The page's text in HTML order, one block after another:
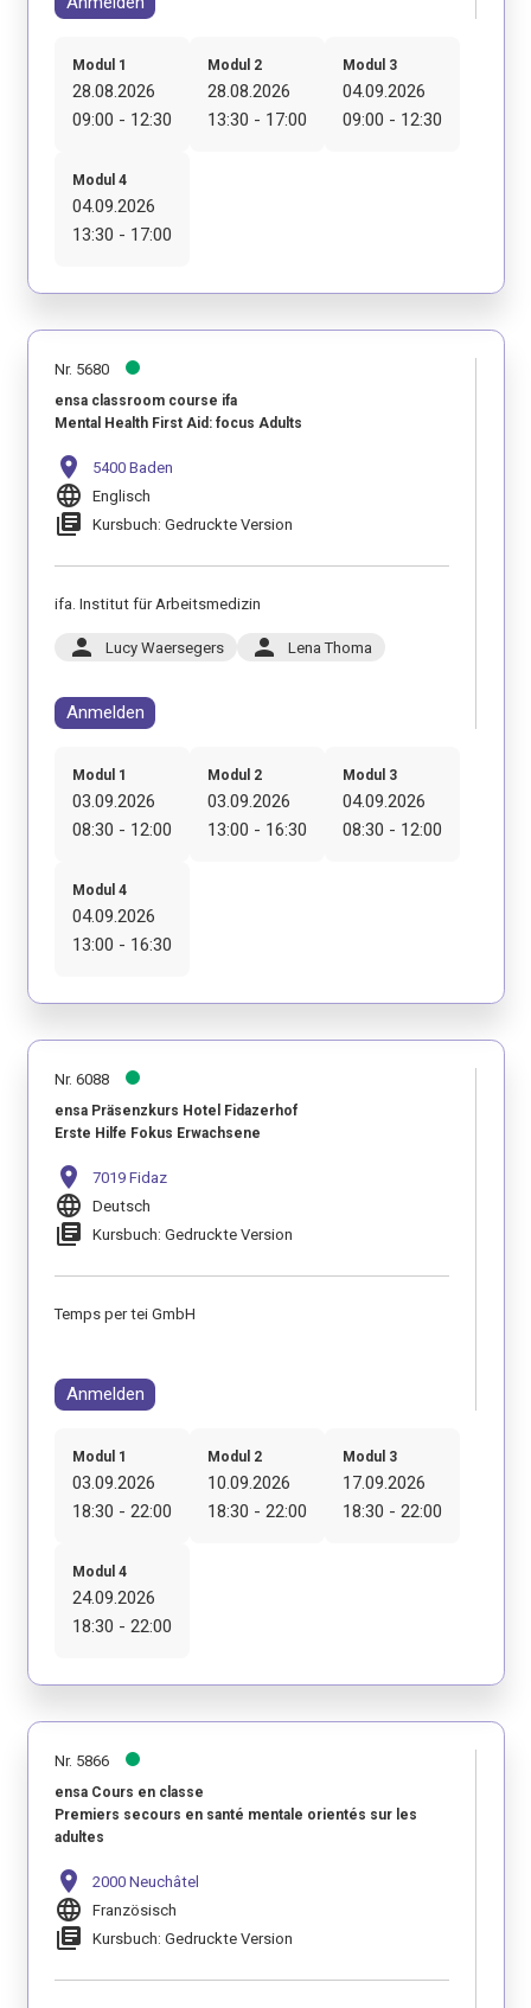
Modul 1
28.08.2026
09:00 - 12:30
Modul 2
28.08.2026
13:30 - 17:00
Modul 3
04.09.2026
09:00 - 12:30
Modul 4
04.09.2026
13:30 - 17:00
Nr. 5680
ensa classroom course ifa
Mental Health First Aid: focus Adults
location_on 5400 Baden
language Englisch
library_books Kursbuch: Gedruckte Version
ifa. Institut für Arbeitsmedizin
person Lucy Waersegers person Lena Thoma
Anmelden
Modul 1
03.09.2026
08:30 - 12:00
Modul 2
03.09.2026
13:00 - 16:30
Modul 3
04.09.2026
08:30 - 12:00
Modul 4
04.09.2026
13:00 - 16:30
Nr. 6088
ensa Präsenzkurs Hotel Fidazerhof
Erste Hilfe Fokus Erwachsene
location_on 7019 Fidaz
language Deutsch
library_books Kursbuch: Gedruckte Version
Temps per tei GmbH
Anmelden
Modul 1
03.09.2026
18:30 - 22:00
Modul 2
10.09.2026
18:30 - 22:00
Modul 3
17.09.2026
18:30 - 22:00
Modul 4
24.09.2026
18:30 - 22:00
Nr. 5866
ensa Cours en classe
Premiers secours en santé mentale orientés sur les
adultes
location_on 2000 Neuchâtel
language Französisch
library_books Kursbuch: Gedruckte Version